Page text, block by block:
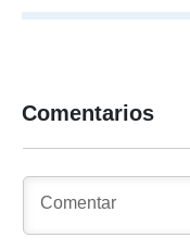
Comentarios